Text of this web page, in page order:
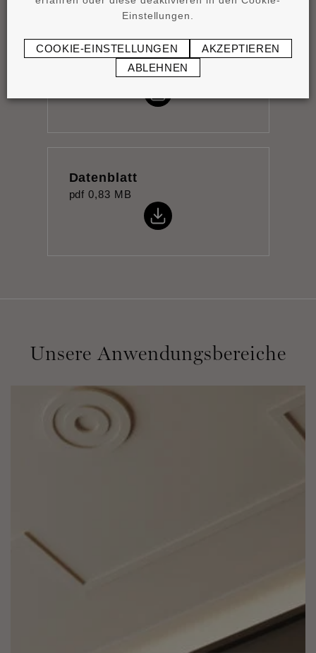
Montageanleitung
0,96 MB
Datenblatt
pdf 0,83 MB
Unsere Anwendungsbereiche
Einstellungen.
COOKIE-EINSTELLUNGEN
AKZEPTIEREN
ABLEHNEN